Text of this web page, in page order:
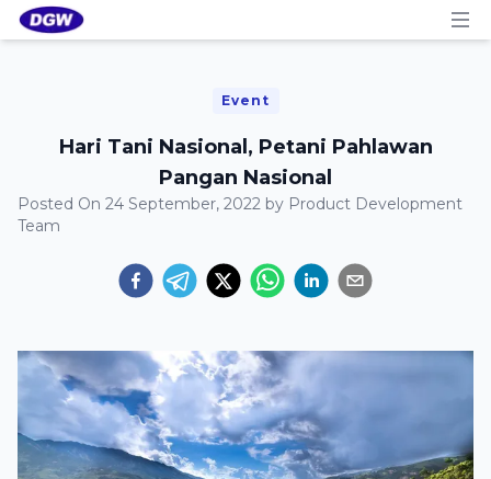
Event
Hari Tani Nasional, Petani Pahlawan
Pangan Nasional
Posted On 24 September, 2022 by Product Development
Team